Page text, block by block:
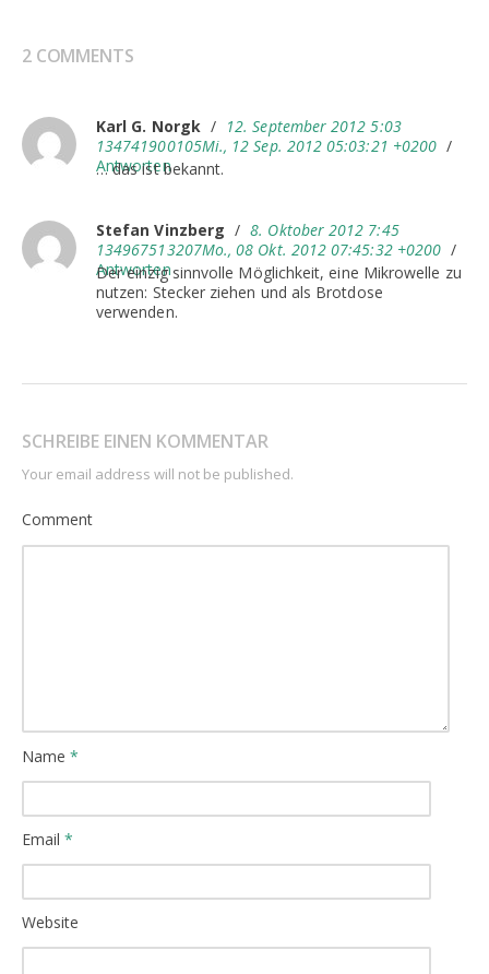
2 COMMENTS
Karl G. Norgk / 12. September 2012 5:03
134741900105Mi., 12 Sep. 2012 05:03:21 +0200 /
Antworten
… das ist bekannt.
Stefan Vinzberg / 8. Oktober 2012 7:45
134967513207Mo., 08 Okt. 2012 07:45:32 +0200 /
Antworten
Der einzig sinnvolle Möglichkeit, eine Mikrowelle zu
nutzen: Stecker ziehen und als Brotdose
verwenden.
SCHREIBE EINEN KOMMENTAR
Your email address will not be published.
Comment
Name*
Email*
Website